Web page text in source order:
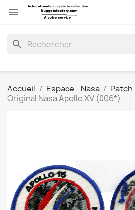

search
Accueil Espace - Nasa Patch
Original Nasa Apollo XV (006*)